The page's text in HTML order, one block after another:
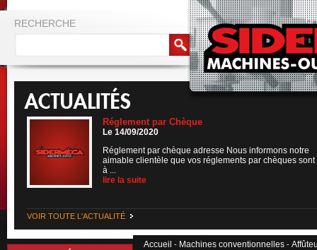
RECHERCHE
Réglement par Chèque
Le 14/09/2020
Réglement par chèque adresse Nous informons notre
aimable clientèle que vos réglements par chèques sont
à ...
lire la suite
VOIR TOUTE L'ACTUALITÉ
Accueil - Machines conventionnelles -